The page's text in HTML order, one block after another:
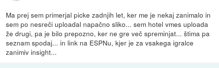
Ma prej sem primerjal picke zadnjih let, ker me je nekaj zanimalo in
sem po nesreči uploadal napačno sliko... sem hotel vmes uploada
že drugi, pa je bilo prepozno, ker ne gre več spreminjat... štima pa
seznam spodaj... in link na ESPNu, kjer je za vsakega igralce
zanimiv insight...